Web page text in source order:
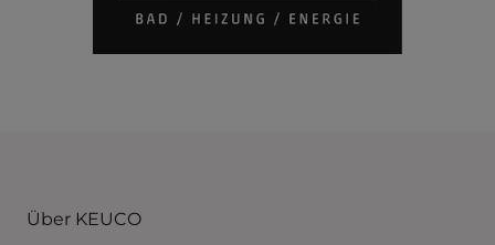
Über KEUCO